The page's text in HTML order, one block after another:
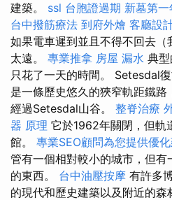
建築。 ssl 台胞證過期 新墓第一
台中撥筋療法 到府外燴 客廳設
如果電車遲到並且不得不回去
太遠。 專業推拿 房屋 漏水 典
只花了一天的時間。 Setesdal
是一條歷史悠久的狹窄軌距鐵路
經過Setesdal山谷。 整脊治療
器 原理 它於1962年關閉，但軌
館。 專業SEO顧問為您提供優
管有一個相對較小的城市，但
的東西。 台中油壓按摩 有許多
的現代和歷史建築以及附近的森